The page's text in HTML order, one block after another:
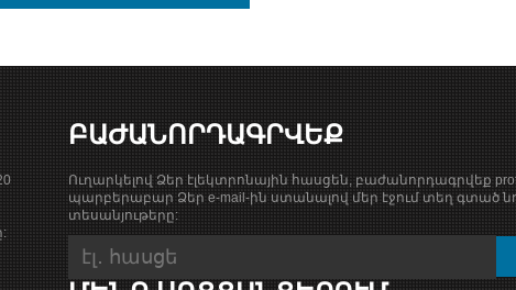
ԲԱԺԱՆՈՐԴԱԳՐՎԵՔ
Ուղարկելով Ձեր էլեկտրոնային հասցեն, բաժանորդագրվեք
պարբերաբար Ձեր e-mail-ին ստանալով մեր էջում տեղ գտած
տեսանյութերը: